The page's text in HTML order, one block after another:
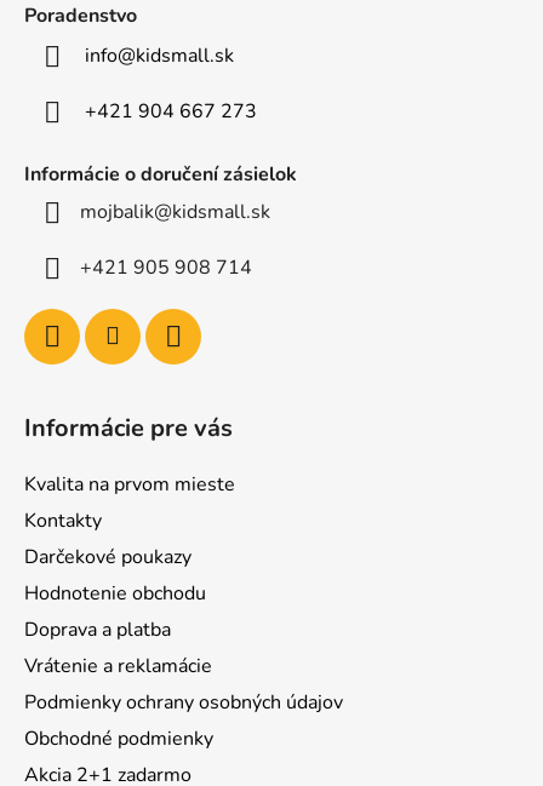
Poradenstvo
info@kidsmall.sk
+421 904 667 273
Informácie o doručení zásielok
mojbalik@kidsmall.sk
+421 905 908 714
Informácie pre vás
Kvalita na prvom mieste
Kontakty
Darčekové poukazy
Hodnotenie obchodu
Doprava a platba
Vrátenie a reklamácie
Podmienky ochrany osobných údajov
Obchodné podmienky
Akcia 2+1 zadarmo